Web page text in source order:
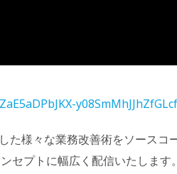
た様々な業務改善術をソース
セプトに幅広く配信いたします。